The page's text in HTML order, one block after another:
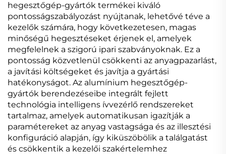
hegesztőgép-gyártók termékei kiváló
pontosságszabályozást nyújtanak, lehetővé téve a
kezelők számára, hogy következetesen, magas
minőségű hegesztéseket érjenek el, amelyek
megfelelnek a szigorú ipari szabványoknak. Ez a
pontosság közvetlenül csökkenti az anyagpazarlást,
a javítási költségeket és javítja a gyártási
hatékonyságot. Az alumínium hegesztőgép-
gyártók berendezéseibe integrált fejlett
technológia intelligens ívvezérlő rendszereket
tartalmaz, amelyek automatikusan igazítják a
paramétereket az anyag vastagsága és az illesztési
konfiguráció alapján, így kiküszöbölik a találgatást
és csökkentik a kezelői szakértelemhez